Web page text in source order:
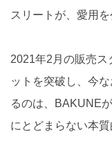
スリートが、愛用
2021年2月の販売ス
ットを突破し、今
るのは、BAKUNE
にとどまらない本